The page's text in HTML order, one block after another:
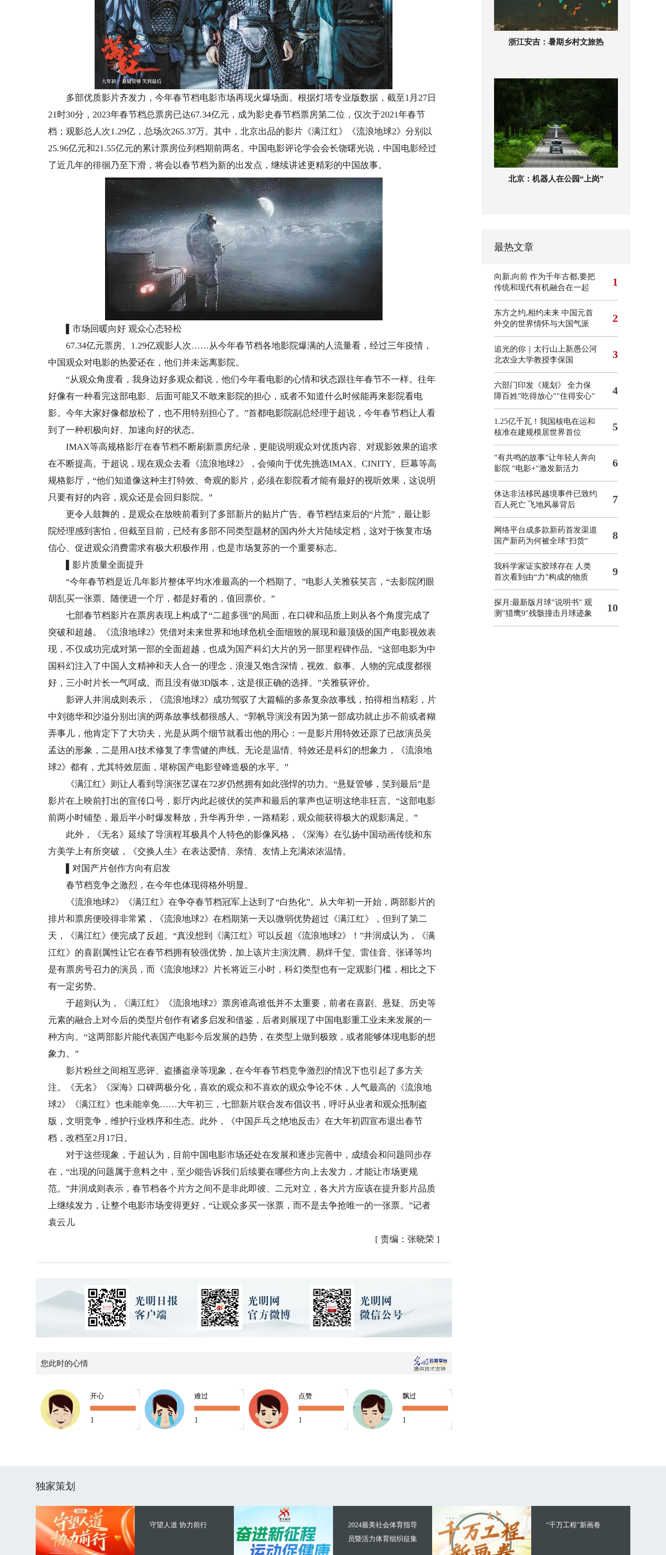
多部优质影片齐发力，今年春节档电影市场再现火爆场面。根据灯塔专业版数据，截至1月27日
21时30分，2023年春节档总票房已达67.34亿元，成为影史春节档票房第二位，仅次于2021年春节
档；观影总人次1.29亿，总场次265.37万。其中，北京出品的影片《满江红》《流浪地球2》分别以
25.96亿元和21.55亿元的累计票房位列档期前两名。中国电影评论学会会长饶曙光说，中国电影经过
了近几年的徘徊乃至下滑，将会以春节档为新的出发点，继续讲述更精彩的中国故事。
▌市场回暖向好 观众心态轻松
67.34亿元票房、1.29亿观影人次……从今年春节档各地影院爆满的人流量看，经过三年疫情，
中国观众对电影的热爱还在，他们并未远离影院。
“从观众角度看，我身边好多观众都说，他们今年看电影的心情和状态跟往年春节不一样。往年
好像有一种看完这部电影、后面可能又不敢来影院的担心，或者不知道什么时候能再来影院看电
影。今年大家好像都放松了，也不用特别担心了。”首都电影院副总经理于超说，今年春节档让人看
到了一种积极向好、加速向好的状态。
IMAX等高规格影厅在春节档不断刷新票房纪录，更能说明观众对优质内容、对观影效果的追求
在不断提高。于超说，现在观众去看《流浪地球2》，会倾向于优先挑选IMAX、CINITY、巨幕等高
规格影厅，“他们知道像这种主打特效、奇观的影片，必须在影院看才能有最好的视听效果，这说明
只要有好的内容，观众还是会回归影院。”
更令人鼓舞的，是观众在放映前看到了多部新片的贴片广告。春节档结束后的“片荒”，最让影
院经理感到害怕，但截至目前，已经有多部不同类型题材的国内外大片陆续定档，这对于恢复市场
信心、促进观众消费需求有极大积极作用，也是市场复苏的一个重要标志。
▌影片质量全面提升
“今年春节档是近几年影片整体平均水准最高的一个档期了。”电影人关雅荻笑言，“去影院闭眼
胡乱买一张票、随便进一个厅，都是好看的，值回票价。”
七部春节档影片在票房表现上构成了“二超多强”的局面，在口碑和品质上则从各个角度完成了
突破和超越。《流浪地球2》凭借对未来世界和地球危机全面细致的展现和最顶级的国产电影视效表
现，不仅成功完成对第一部的全面超越，也成为国产科幻大片的另一部里程碑作品。“这部电影为中
国科幻注入了中国人文精神和天人合一的理念，浪漫又饱含深情，视效、叙事、人物的完成度都很
好，三小时片长一气呵成。而且没有做3D版本，这是很正确的选择。”关雅荻评价。
影评人井润成则表示，《流浪地球2》成功驾驭了大篇幅的多条复杂故事线，拍得相当精彩，片
中刘德华和沙溢分别出演的两条故事线都很感人。“郭帆导演没有因为第一部成功就止步不前或者糊
弄事儿，他肯定下了大功夫，光是从两个细节就看出他的用心：一是影片用特效还原了已故演员吴
孟达的形象，二是用AI技术修复了李雪健的声线。无论是温情、特效还是科幻的想象力，《流浪地
球2》都有，尤其特效层面，堪称国产电影登峰造极的水平。”
《满江红》则让人看到导演张艺谋在72岁仍然拥有如此强悍的功力。“悬疑管够，笑到最后”是
影片在上映前打出的宣传口号，影厅内此起彼伏的笑声和最后的掌声也证明这绝非狂言。“这部电影
前两小时铺垫，最后半小时爆发释放，升华再升华，一路精彩，观众能获得极大的观影满足。”
此外，《无名》延续了导演程耳极具个人特色的影像风格，《深海》在弘扬中国动画传统和东
方美学上有所突破，《交换人生》在表达爱情、亲情、友情上充满浓浓温情。
▌对国产片创作方向有启发
春节档竞争之激烈，在今年也体现得格外明显。
《流浪地球2》《满江红》在争夺春节档冠军上达到了“白热化”。从大年初一开始，两部影片的
排片和票房便咬得非常紧，《流浪地球2》在档期第一天以微弱优势超过《满江红》，但到了第二
天，《满江红》便完成了反超。“真没想到《满江红》可以反超《流浪地球2》！”井润成认为，《满
江红》的喜剧属性让它在春节档拥有较强优势，加上该片主演沈腾、易烊千玺、雷佳音、张译等均
是有票房号召力的演员，而《流浪地球2》片长将近三小时，科幻类型也有一定观影门槛，相比之下
有一定劣势。
于超则认为，《满江红》《流浪地球2》票房谁高谁低并不太重要，前者在喜剧、悬疑、历史等
元素的融合上对今后的类型片创作有诸多启发和借鉴，后者则展现了中国电影重工业未来发展的一
种方向。“这两部影片能代表国产电影今后发展的趋势，在类型上做到极致，或者能够体现电影的想
象力。”
影片粉丝之间相互恶评、盗播盗录等现象，在今年春节档竞争激烈的情况下也引起了多方关
注。《无名》《深海》口碑两极分化，喜欢的观众和不喜欢的观众争论不休，人气最高的《流浪地
球2》《满江红》也未能幸免……大年初三，七部新片联合发布倡议书，呼吁从业者和观众抵制盗
版，文明竞争，维护行业秩序和生态。此外，《中国乒乓之绝地反击》在大年初四宣布退出春节
档，改档至2月17日。
对于这些现象，于超认为，目前中国电影市场还处在发展和逐步完善中，成绩会和问题同步存
在，“出现的问题属于意料之中，至少能告诉我们后续要在哪些方向上去发力，才能让市场更规
范。”井润成则表示，春节档各个片方之间不是非此即彼、二元对立，各大片方应该在提升影片品质
上继续发力，让整个电影市场变得更好，“让观众多买一张票，而不是去争抢唯一的一张票。”记者
袁云儿
[ 责编：张晓荣]
您此时的心情
开心
1
难过
1
点赞
1
飘过
1
浙江安吉：暑期乡村文旅热
北京：机器人在公园“上岗”
最热文章
向新,向前 作为千年古都,要把
传统和现代有机融合在一起
1
东方之约,相约未来 中国元首
外交的世界情怀与大国气派
2
追光的你｜太行山上新愚公河
北农业大学教授李保国
3
六部门印发《规划》 全力保
障百姓"吃得放心""住得安心"
4
1.25亿千瓦！我国核电在运和
核准在建规模居世界首位
5
"有共鸣的故事"让年轻人奔向
影院 "电影+"激发新活力 6
休达非法移民越境事件已致约
百人死亡 飞地风暴背后 7
网络平台成多款新药首发渠道
国产新药为何被全球"扫货"
8
我科学家证实胶球存在 人类
首次看到由“力”构成的物质
9
探月:最新版月球"说明书" 观
测"猎鹰9"残骸撞击月球迹象
10
独家策划
守望人道 协力前行
2024最美社会体育指导
员暨活力体育组织征集
“千万工程”新画卷